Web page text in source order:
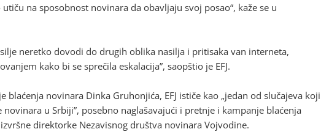
na sposobnost novinara da obavljaju svoj posao“, kaže se u
neretko dovodi do drugih oblika nasilja i pritisaka van interneta,
kako bi se sprečila eskalacija”, saopštio je EFJ.
blaćenja novinara Dinka Gruhonjića, EFJ ističe kao „jedan od slučajeva koji
u Srbiji”, posebno naglašavajući i pretnje i kampanje blaćenja
direktorke Nezavisnog društva novinara Vojvodine.